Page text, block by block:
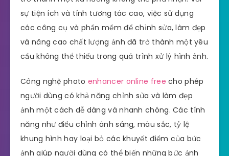
sự tiện ích và tính tương tác cao, việc sử dụng
các công cụ và phần mềm để chỉnh sửa, làm đẹp
và nâng cao chất lượng ảnh đã trở thành một yêu
cầu không thể thiếu trong quá trình xử lý hình ảnh.
Công nghệ photo enhancer online free cho phép
người dùng có khả năng chỉnh sửa và làm đẹp
ảnh một cách dễ dàng và nhanh chóng. Các tính
năng như điều chỉnh ánh sáng, màu sắc, tỷ lệ
khung hình hay loại bỏ các khuyết điểm của bức
ảnh giúp người dùng có thể biến những bức ảnh